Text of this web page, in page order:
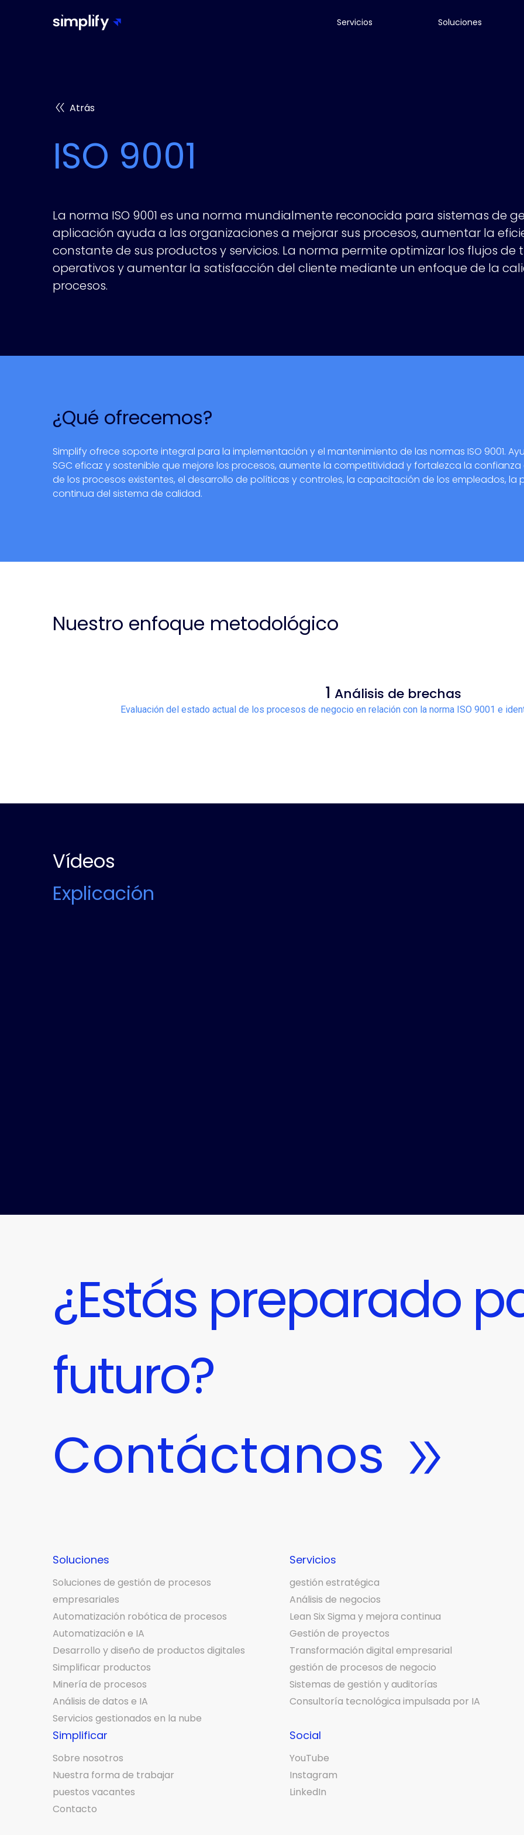
Servicios Soluciones
Atrás
ISO 9001
La norma ISO 9001 es una norma mundialmente reconocida para sistemas de
aplicación ayuda a las organizaciones a mejorar sus procesos, aumentar la
constante de sus productos y servicios. La norma permite optimizar los flujos de
operativos y aumentar la satisfacción del cliente mediante un enfoque de la
procesos.
¿Qué ofrecemos?
Simplify ofrece soporte integral para la implementación y el mantenimiento de las normas ISO 9001.
SGC eficaz y sostenible que mejore los procesos, aumente la competitividad y fortalezca la
de los procesos existentes, el desarrollo de políticas y controles, la capacitación de los empleados,
continua del sistema de calidad.
Nuestro enfoque metodológico
1 Análisis de brechas
Evaluación del estado actual de los procesos de negocio en relación con la norma ISO 9001 e
Vídeos
Explicación
¿Estás preparado
futuro?
Contáctanos
Soluciones
Soluciones de gestión de procesos
empresariales
Automatización robótica de procesos
Automatización e IA
Desarrollo y diseño de productos digitales
Simplificar productos
Minería de procesos
Análisis de datos e IA
Servicios gestionados en la nube
Servicios
gestión estratégica
Análisis de negocios
Lean Six Sigma y mejora continua
Gestión de proyectos
Transformación digital empresarial
gestión de procesos de negocio
Sistemas de gestión y auditorías
Consultoría tecnológica impulsada por IA
Simplificar
Sobre nosotros
Nuestra forma de trabajar
puestos vacantes
Contacto
Social
YouTube
Instagram
LinkedIn